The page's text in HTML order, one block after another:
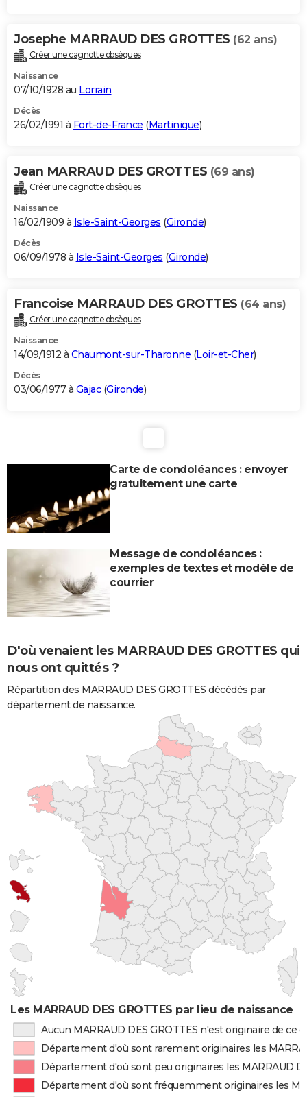
Josephe MARRAUD DES GROTTES (62 ans)
Créer une cagnotte obsèques
Naissance
07/10/1928 au Lorrain
Décès
26/02/1991 à Fort-de-France (Martinique)
Jean MARRAUD DES GROTTES (69 ans)
Créer une cagnotte obsèques
Naissance
16/02/1909 à Isle-Saint-Georges (Gironde)
Décès
06/09/1978 à Isle-Saint-Georges (Gironde)
Francoise MARRAUD DES GROTTES (64 ans)
Créer une cagnotte obsèques
Naissance
14/09/1912 à Chaumont-sur-Tharonne (Loir-et-Cher)
Décès
03/06/1977 à Gajac(Gironde)
1
Carte de condoléances : envoyer
gratuitement une carte
Message de condoléances :
exemples de textes et modèle de
courrier
D'où venaient les MARRAUD DES GROTTES qui
nous ont quittés ?
Répartition des MARRAUD DES GROTTES décédés par
département de naissance.
Les MARRAUD DES GROTTES par lieu de naissance
Aucun MARRAUD DES GROTTES n'est originaire de ce
Département d'où sont rarement originaires les
Département d'où sont peu originaires les MARRAUD
Département d'où sont fréquemment originaires les